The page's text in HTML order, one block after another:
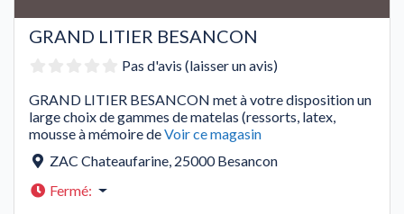
GRAND LITIER BESANCON
Pas d'avis (laisser un avis)
GRAND LITIER BESANCON met à votre disposition un
large choix de gammes de matelas (ressorts, latex,
mousse à mémoire deVoir ce magasin
ZAC Chateaufarine, 25000 Besancon
Fermé: